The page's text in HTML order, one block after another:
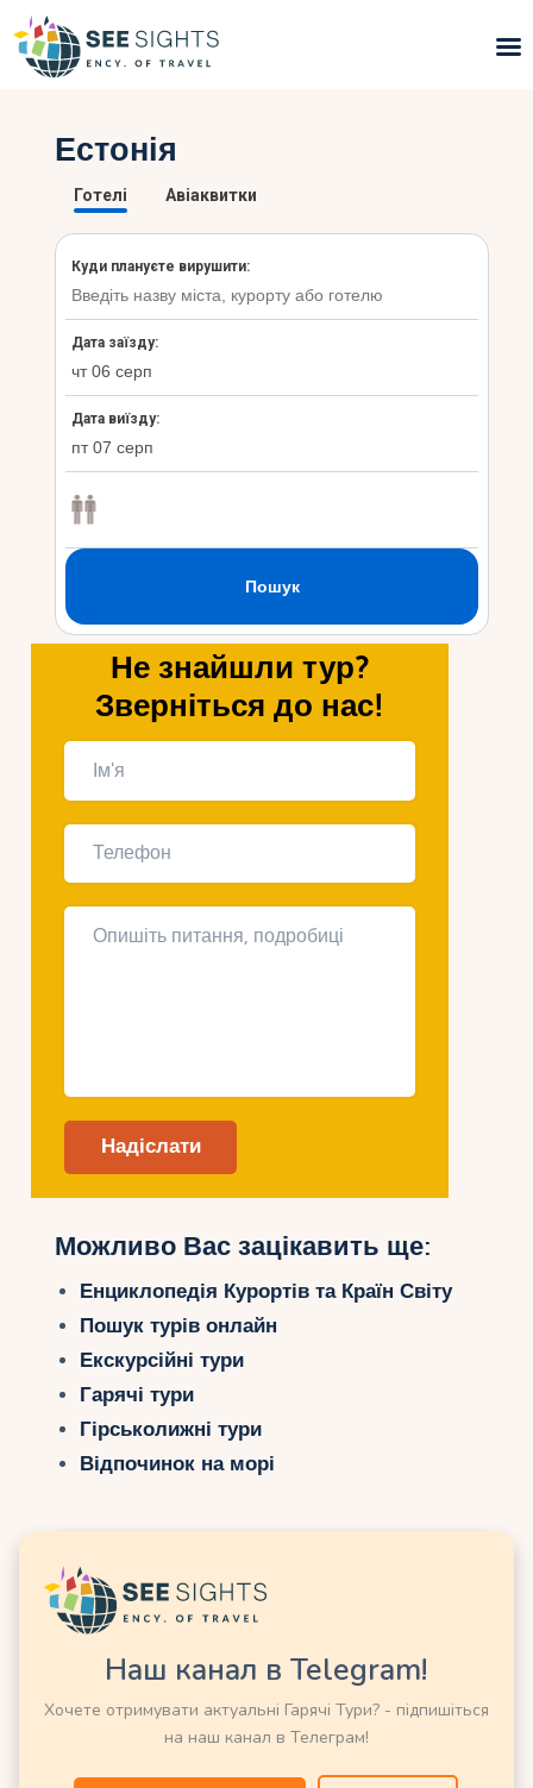
Пошук турів
Гарячі тури
Типи Турів
Країни
Інфо
Блог
Контакти
Укр
Ру
Естонія
Не знайшли тур?
Зверніться до нас!
Можливо Вас зацікавить ще:
Енциклопедія Курортів та Країн Світу
Пошук турів онлайн
Екскурсійні тури
Гарячі тури
Гірськолижні тури
Відпочинок на морі
Естонія
Немає категорій
Наш канал в Telegram!
Хочете отримувати актуальні Гарячі Тури? - підпишіться
на наш канал в Телеграм!